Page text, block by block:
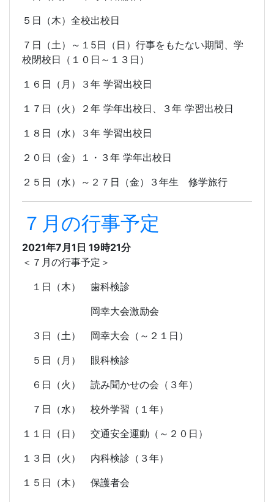
５日（木）全校出校日
７日（土）～１ 5日（日）行事をもたない期間、学
校閉校日（１０日～１３日）
１６日（月）３年 学習出校日
１７日（火）２年 学年出校日、３年 学習出校日
１８日（水）３年 学習出校日
２０日（金）１・３年 学年出校日
２５日（水）～２７日（金）３年生 修学旅行
７月の行事予定
2021年7月1日 19時21分
＜７月の行事予定＞
１日（木） 歯科検診
岡幸大会激励会
３日（土） 岡幸大会（～２１日）
５日（月） 眼科検診
６日（火） 読み聞かせの会（３年）
７日（水） 校外学習（１年）
１１日（日） 交通安全運動（～２０日）
１３日（火） 内科検診（３年）
１５日（木） 保護者会